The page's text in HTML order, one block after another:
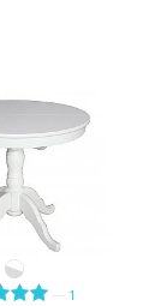
1